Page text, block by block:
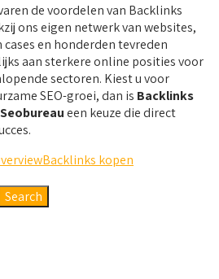
de voordelen van Backlinks
ons eigen netwerk van websites,
en honderden tevreden
aan sterkere online posities voor
sectoren. Kiest u voor
SEO-groei, dan is Backlinks
een keuze die direct
Backlinks kopen